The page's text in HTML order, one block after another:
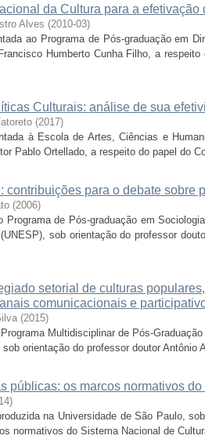
da Cultura para a efetivação
Alves (2010-03)
ao Programa de Pós-graduação em
Humberto Cunha Filho, a
Culturais: análise de sua
(2017)
à Escola de Artes, Ciências e
Pablo Ortellado, a respeito do papel do
contribuições para o debate sobre
(2006)
Programa de Pós-graduação em
sob orientação do professor
setorial de culturas
comunicacionais e
(2015)
Multidisciplinar de Pós-
orientação do professor doutor Antônio
públicas: os marcos normativos
)
na Universidade de São Paulo,
normativos do Sistema Nacional de